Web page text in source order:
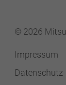
© 2026
Impressum
Datenschutz